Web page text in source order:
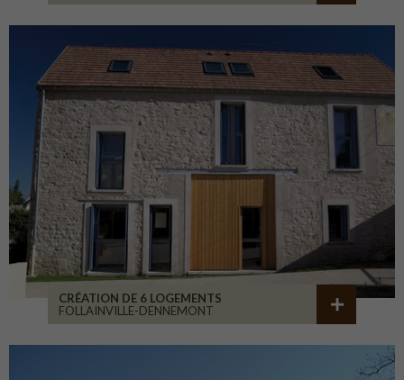
CRÉATION DE 6 LOGEMENTS
FOLLAINVILLE-DENNEMONT